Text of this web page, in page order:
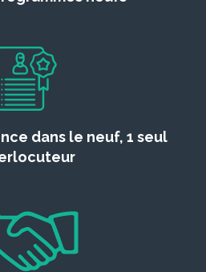
dans le neuf, 1 seul